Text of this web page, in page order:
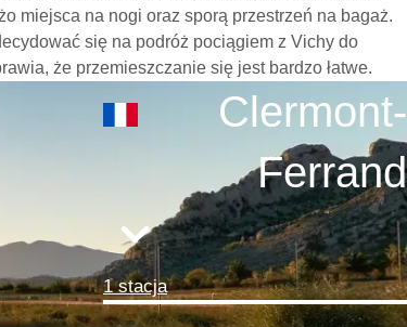
miejsca na nogi oraz sporą przestrzeń na bagaż.
się na podróż pociągiem z Vichy do
że przemieszczanie się jest bardzo łatwe.
Clermont-
Ferrand
1 stacja